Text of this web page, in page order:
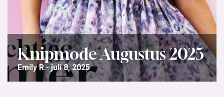
Knipmode Augustus 2025
Emily R. juli 8, 2025